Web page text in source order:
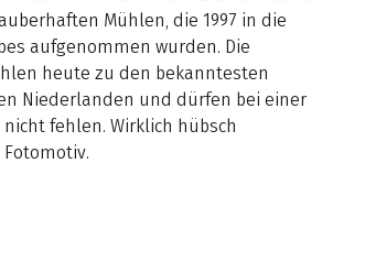
Mühlen, die 1997 in die
aufgenommen wurden. Die
heute zu den bekanntesten
Niederlanden und dürfen bei einer
fehlen. Wirklich hübsch